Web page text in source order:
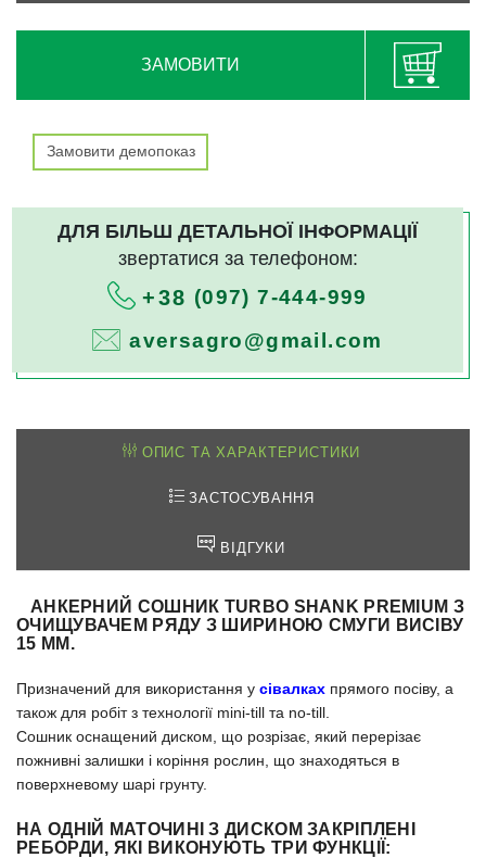
ЗАМОВИТИ
Замовити демопоказ
ДЛЯ БІЛЬШ ДЕТАЛЬНОЇ ІНФОРМАЦІЇ
звертатися за телефоном:
+38 (097) 7-444-999
aversagro@gmail.com
ОПИС ТА ХАРАКТЕРИСТИКИ
ЗАСТОСУВАННЯ
ВІДГУКИ
АНКЕРНИЙ СОШНИК TURBO SHANK PREMIUM З
ОЧИЩУВАЧЕМ РЯДУ З ШИРИНОЮ СМУГИ ВИСІВУ
15 ММ.
Призначений для використання у сівалках прямого посіву, а
також для робіт з технології mini-till та no-till.
Сошник оснащений диском, що розрізає, який перерізає
пожнивні залишки і коріння рослин, що знаходяться в
поверхневому шарі грунту.
НА ОДНІЙ МАТОЧИНІ З ДИСКОМ ЗАКРІПЛЕНІ
РЕБОРДИ, ЯКІ ВИКОНУЮТЬ ТРИ ФУНКЦІЇ: